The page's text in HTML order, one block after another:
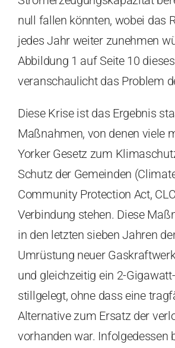
null fallen könnten, wobei das
jedes Jahr weiter zunehmen
Abbildung 1 auf Seite 10
veranschaulicht das Problem
Diese Krise ist das Ergebnis
Maßnahmen, von denen viele
Yorker Gesetz zum
Schutz der Gemeinden
Community Protection Act,
Verbindung stehen. Diese
in den letzten sieben Jahren
Umrüstung neuer
und gleichzeitig ein 2-
stillgelegt, ohne dass eine
Alternative zum Ersatz der
vorhanden war. Infolgedessen